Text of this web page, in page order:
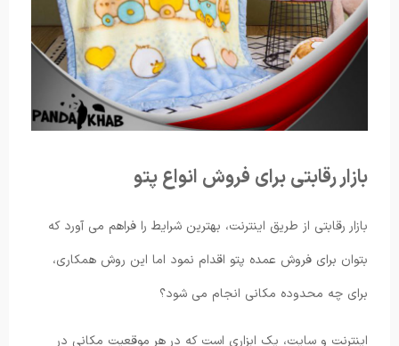
بازار رقابتی برای فروش انواع پتو
بازار رقابتی از طریق اینترنت، بهترین شرایط را فراهم می آورد که
بتوان برای فروش عمده پتو اقدام نمود اما این روش همکاری،
برای چه محدوده مکانی انجام می شود؟
اینترنت و سایت، یک ابزاری است که در هر موقعیت مکانی در